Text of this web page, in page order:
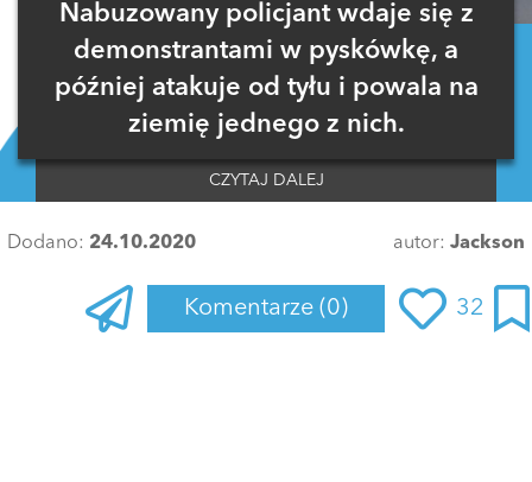
Nabuzowany policjant wdaje się z
demonstrantami w pyskówkę, a
później atakuje od tyłu i powala na
ziemię jednego z nich.
CZYTAJ DALEJ
Dodano: 24.10.2020 autor: Jackson
Komentarze (0) 32